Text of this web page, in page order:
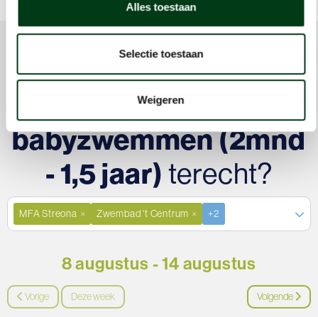
Alles toestaan
Selectie toestaan
Weigeren
Wanneer kan ik voor
babyzwemmen (2mnd
- 1,5 jaar) terecht?
MFA Streona × Zwembad 't Centrum × +2
8 augustus - 14 augustus
Vorige Deze week Volgende